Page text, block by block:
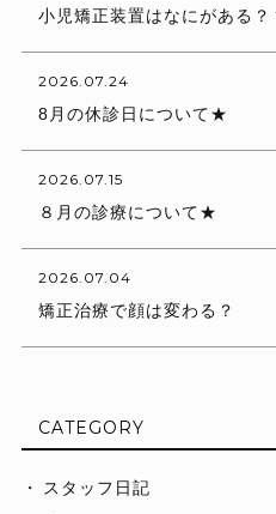
小児矯正装置はなにがある？
2026.07.24
8月の休診日について★
2026.07.15
８月の診療について★
2026.07.04
矯正治療で顔は変わる？
CATEGORY
スタッフ日記